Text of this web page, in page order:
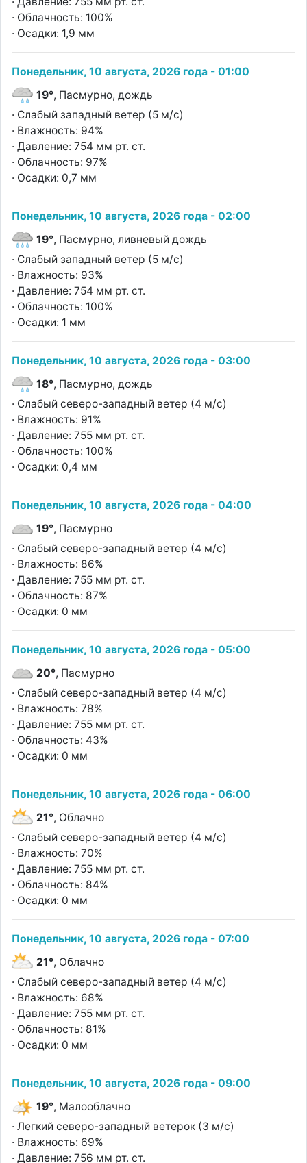
· Облачность: 100%
· Осадки: 1,9 мм
Понедельник, 10 августа, 2026 года - 01:00
19°, Пасмурно, дождь
· Слабый западный ветер (5 м/с)
· Влажность: 94%
· Давление: 754 мм рт. ст.
· Облачность: 97%
· Осадки: 0,7 мм
Понедельник, 10 августа, 2026 года - 02:00
19°, Пасмурно, ливневый дождь
· Слабый западный ветер (5 м/с)
· Влажность: 93%
· Давление: 754 мм рт. ст.
· Облачность: 100%
· Осадки: 1 мм
Понедельник, 10 августа, 2026 года - 03:00
18°, Пасмурно, дождь
· Слабый северо-западный ветер (4 м/с)
· Влажность: 91%
· Давление: 755 мм рт. ст.
· Облачность: 100%
· Осадки: 0,4 мм
Понедельник, 10 августа, 2026 года - 04:00
19°, Пасмурно
· Слабый северо-западный ветер (4 м/с)
· Влажность: 86%
· Давление: 755 мм рт. ст.
· Облачность: 87%
· Осадки: 0 мм
Понедельник, 10 августа, 2026 года - 05:00
20°, Пасмурно
· Слабый северо-западный ветер (4 м/с)
· Влажность: 78%
· Давление: 755 мм рт. ст.
· Облачность: 43%
· Осадки: 0 мм
Понедельник, 10 августа, 2026 года - 06:00
21°, Облачно
· Слабый северо-западный ветер (4 м/с)
· Влажность: 70%
· Давление: 755 мм рт. ст.
· Облачность: 84%
· Осадки: 0 мм
Понедельник, 10 августа, 2026 года - 07:00
21°, Облачно
· Слабый северо-западный ветер (4 м/с)
· Влажность: 68%
· Давление: 755 мм рт. ст.
· Облачность: 81%
· Осадки: 0 мм
Понедельник, 10 августа, 2026 года - 09:00
19°, Малооблачно
· Легкий северо-западный ветерок (3 м/с)
· Влажность: 69%
· Давление: 756 мм рт. ст.